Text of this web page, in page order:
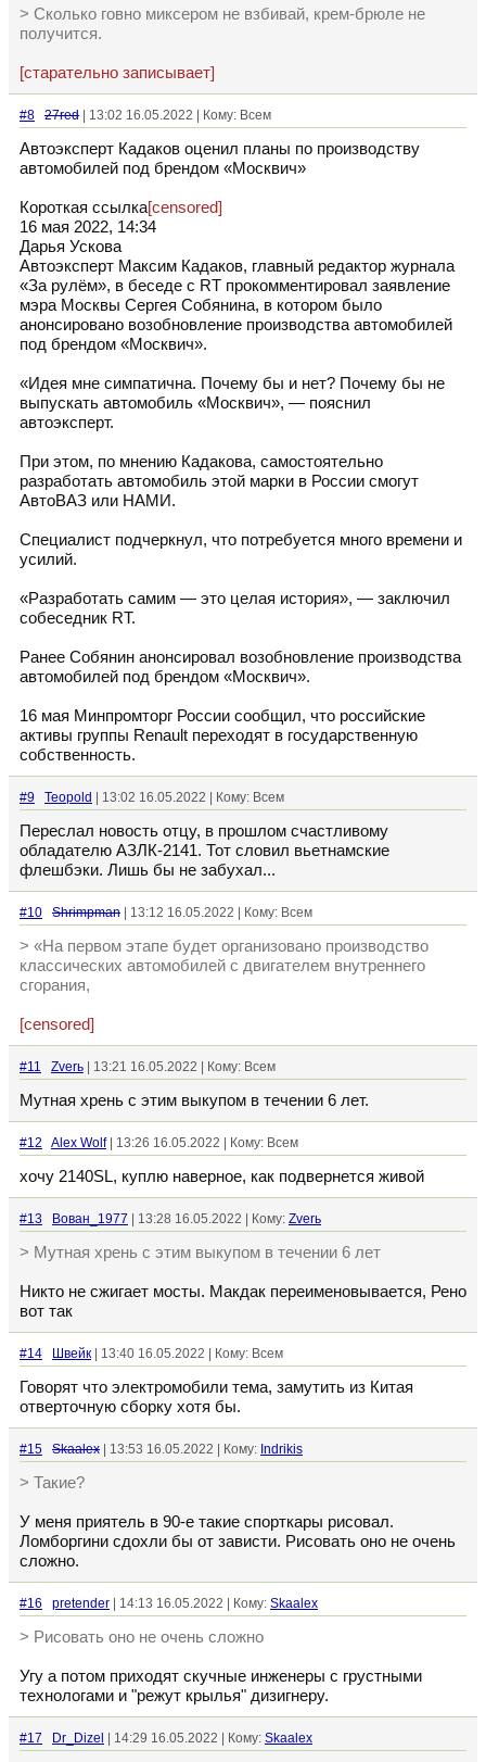
> Сколько говно миксером не взбивай, крем-брюле не
получится.
[старательно записывает]
#8 27red | 13:02 16.05.2022 | Кому: Всем
Автоэксперт Кадаков оценил планы по производству
автомобилей под брендом «Москвич»
Короткая ссылка[censored]
16 мая 2022, 14:34
Дарья Ускова
Автоэксперт Максим Кадаков, главный редактор журнала
«За рулём», в беседе с RT прокомментировал заявление
мэра Москвы Сергея Собянина, в котором было
анонсировано возобновление производства автомобилей
под брендом «Москвич».
«Идея мне симпатична. Почему бы и нет? Почему бы не
выпускать автомобиль «Москвич», — пояснил
автоэксперт.
При этом, по мнению Кадакова, самостоятельно
разработать автомобиль этой марки в России смогут
АвтоВАЗ или НАМИ.
Специалист подчеркнул, что потребуется много времени и
усилий.
«Разработать самим — это целая история», — заключил
собеседник RT.
Ранее Собянин анонсировал возобновление производства
автомобилей под брендом «Москвич».
16 мая Минпромторг России сообщил, что российские
активы группы Renault переходят в государственную
собственность.
#9 Teopold | 13:02 16.05.2022 | Кому: Всем
Переслал новость отцу, в прошлом счастливому
обладателю АЗЛК-2141. Тот словил вьетнамские
флешбэки. Лишь бы не забухал...
#10 Shrimpman | 13:12 16.05.2022 | Кому: Всем
> «На первом этапе будет организовано производство
классических автомобилей с двигателем внутреннего
сгорания,
[censored]
#11 Zverь | 13:21 16.05.2022 | Кому: Всем
Мутная хрень с этим выкупом в течении 6 лет.
#12 Alex Wolf| 13:26 16.05.2022 | Кому: Всем
хочу 2140SL, куплю наверное, как подвернется живой
#13 Вован_1977 | 13:28 16.05.2022 | Кому: Zverь
> Мутная хрень с этим выкупом в течении 6 лет
Никто не сжигает мосты. Макдак переименовывается, Рено
вот так
#14 Швейк | 13:40 16.05.2022 | Кому: Всем
Говорят что электромобили тема, замутить из Китая
отверточную сборку хотя бы.
#15 Skaalex | 13:53 16.05.2022 | Кому: Indrikis
> Такие?
У меня приятель в 90-е такие спорткары рисовал.
Ломборгини сдохли бы от зависти. Рисовать оно не очень
сложно.
#16 pretender | 14:13 16.05.2022 | Кому: Skaalex
> Рисовать оно не очень сложно
Угу а потом приходят скучные инженеры с грустными
технологами и "режут крылья" дизигнеру.
#17 Dr_Dizel | 14:29 16.05.2022 | Кому: Skaalex